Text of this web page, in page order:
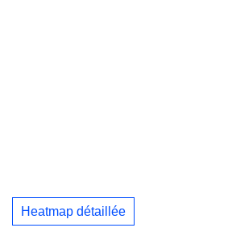
Heatmap détaillée